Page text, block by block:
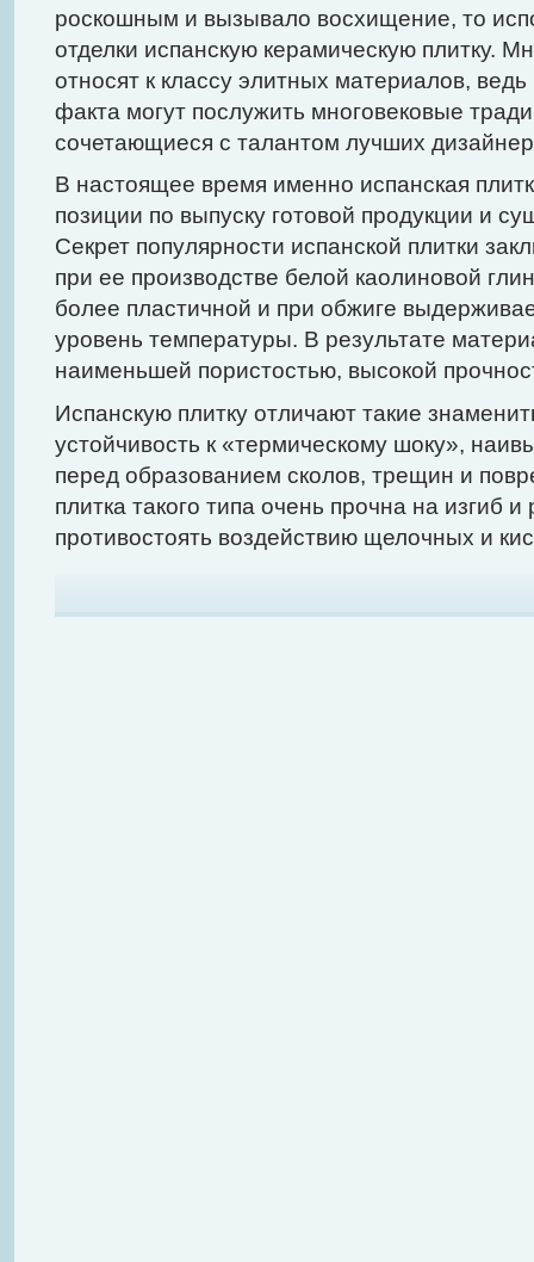
роскошным и вызывало восхищение, то
отделки испанскую керамическую плитку.
относят к классу элитных материалов,
факта могут послужить многовековые
сочетающиеся с талантом лучших
В настоящее время именно испанская
позиции по выпуску готовой продукции и
Секрет популярности испанской плитки
при ее производстве белой каолиновой
более пластичной и при обжиге
уровень температуры. В результате
наименьшей пористостью, высокой
Испанскую плитку отличают такие
устойчивость к «термическому шоку»,
перед образованием сколов, трещин и
плитка такого типа очень прочна на изгиб
противостоять воздействию щелочных и